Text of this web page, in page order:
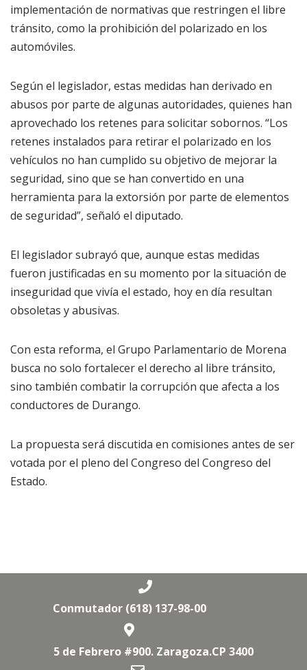
implementación de normativas que restringen el libre
tránsito, como la prohibición del polarizado en los
automóviles.
Según el legislador, estas medidas han derivado en
abusos por parte de algunas autoridades, quienes han
aprovechado los retenes para solicitar sobornos. “Los
retenes instalados para retirar el polarizado en los
vehículos no han cumplido su objetivo de mejorar la
seguridad, sino que se han convertido en una
herramienta para la extorsión por parte de elementos
de seguridad”, señaló el diputado.
El legislador subrayó que, aunque estas medidas
fueron justificadas en su momento por la situación de
inseguridad que vivía el estado, hoy en día resultan
obsoletas y abusivas.
Con esta reforma, el Grupo Parlamentario de Morena
busca no solo fortalecer el derecho al libre tránsito,
sino también combatir la corrupción que afecta a los
conductores de Durango.
La propuesta será discutida en comisiones antes de ser
votada por el pleno del Congreso del Congreso del
Estado.
Conmutador (618) 137-98-00
5 de Febrero #900. Zaragoza.CP 3400